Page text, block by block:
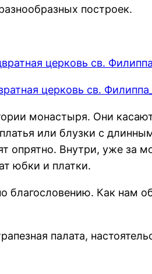
построек.
монастыря. Они
или блузки с
Внутри, уже за
юбки и платки.
Как нам
палата,